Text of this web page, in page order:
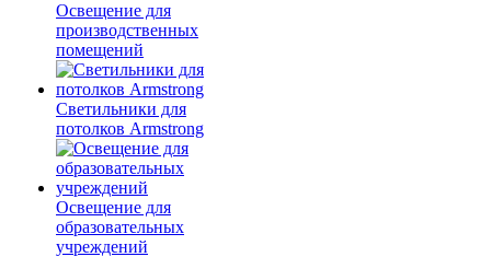
Освещение для
производственных
помещений
Светильники для
потолков Armstrong
Освещение для
образовательных
учреждений